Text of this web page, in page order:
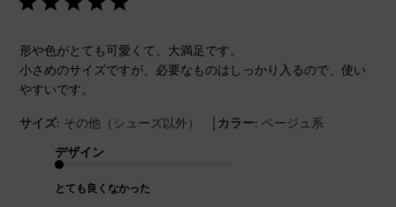
形や色がとても可愛くて、大満足です。
小さめのサイズですが、必要なものはしっかり入るので、使い
やすいです。
サイズ: その他（シューズ以外） | カラー: ベージュ系
デザイン
とても良くなかった